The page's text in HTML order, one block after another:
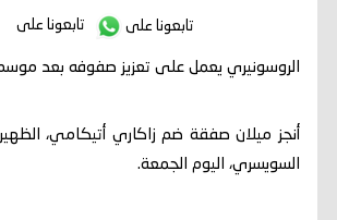
تابعونا على تابعونا على
الروسونيري يعمل على تعزيز صفوفه بعد
أنجز ميلان صفقة ضم زاكاري أتيكامي، الظهير
السويسري، اليوم الجمعة.